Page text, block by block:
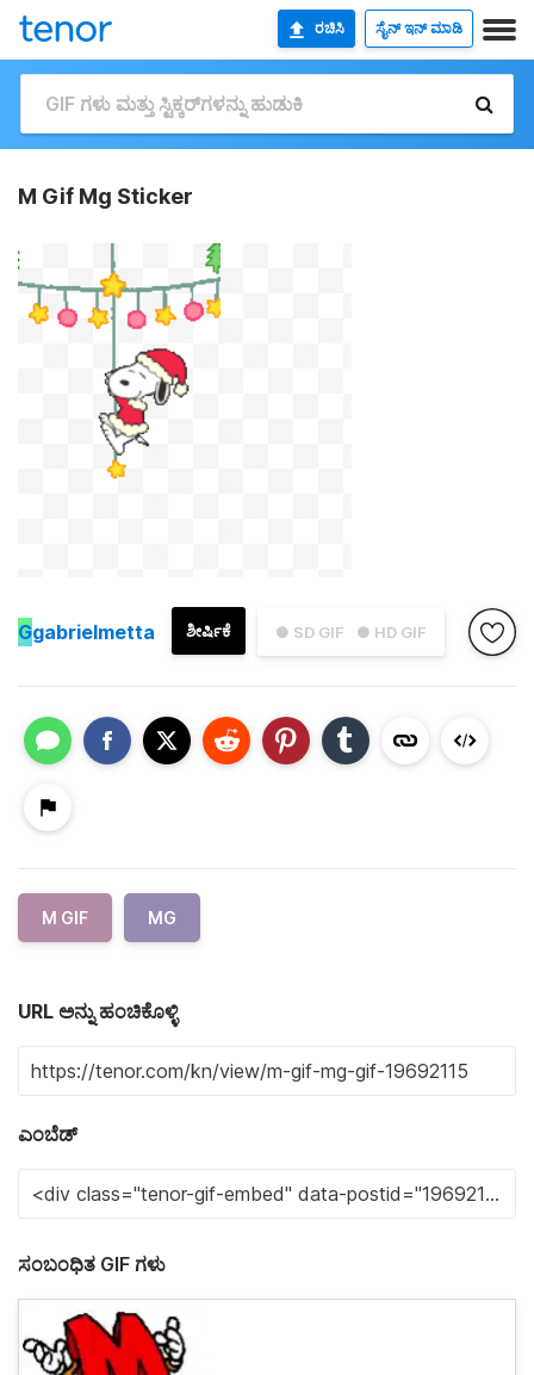
ರಚಿಸಿ ಸೈನ್ ಇನ್ ಮಾಡಿ
M Gif Mg Sticker
● SD GIF ● HD GIF
ಶೀರ್ಷಿಕೆ
Ggabrielmetta
M GIF MG
URL ಅನ್ನು ಹಂಚಿಕೊಳ್ಳಿ
ಎಂಬೆಡ್
ಸಂಬಂಧಿತ GIF ಗಳು